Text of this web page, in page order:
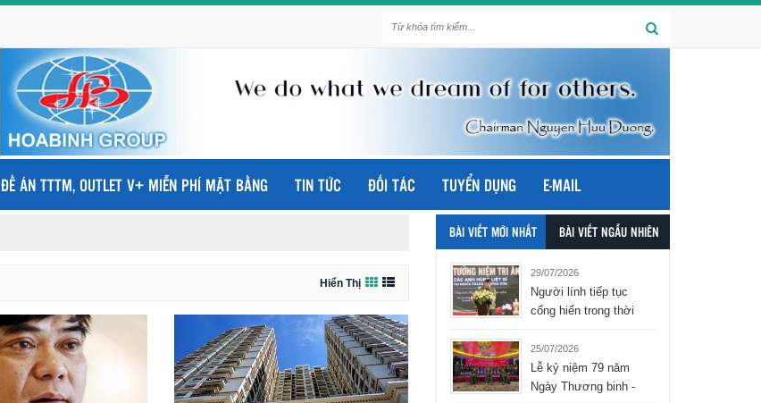
ĐỀ ÁN TTTM, OUTLET V+ MIỄN PHÍ MẶT BẰNG TIN TỨC ĐỐI TÁC TUYỂN DỤNG E-MAIL
Hiển Thị
BÀI VIẾT MỚI NHẤT BÀI VIẾT NGẪU NHIÊN
29/07/2026
Người lính tiếp tục
cống hiến trong thời
Bình Group
25/07/2026
Lễ kỷ niệm 79 năm
Ngày Thương binh -